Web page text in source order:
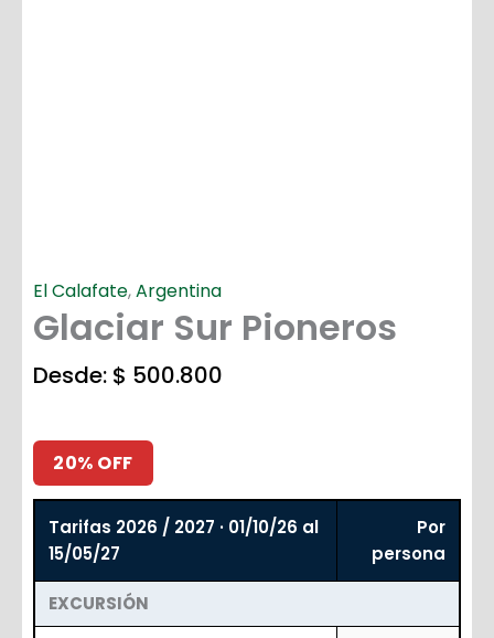
El Calafate,Argentina
Glaciar Sur Pioneros
Desde: $ 500.800
20% OFF
Tarifas 2026 / 2027 · 01/10/26 al
15/05/27
Por
persona
EXCURSIÓN